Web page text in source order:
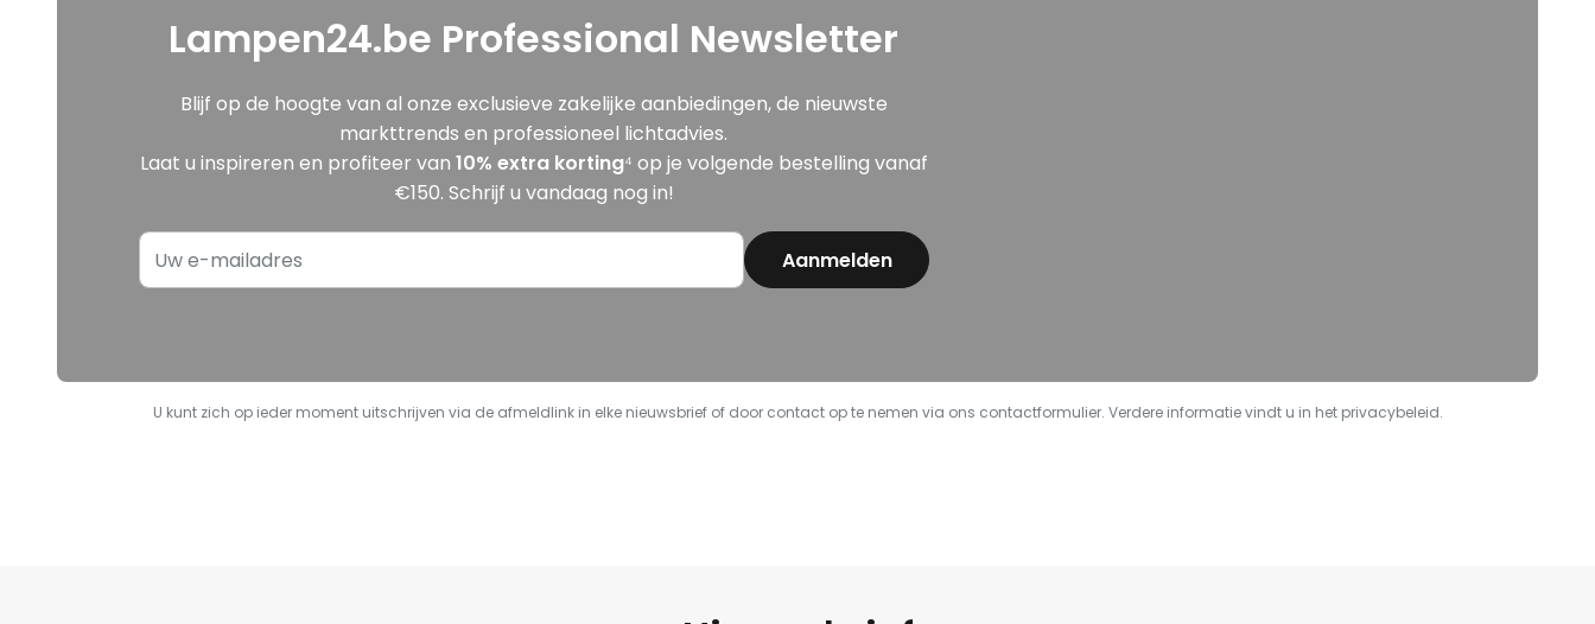
Lampen24.be Professional Newsletter
Blijf op de hoogte van al onze exclusieve zakelijke aanbiedingen, de nieuwste
markttrends en professioneel lichtadvies.
Laat u inspireren en profiteer van 10% extra korting⁴ op je volgende bestelling vanaf
€150. Schrijf u vandaag nog in!
Aanmelden
U kunt zich op ieder moment uitschrijven via de afmeldlink in elke nieuwsbrief of door contact op te nemen via ons contactformulier. Verdere informatie vindt u in het privacybeleid.